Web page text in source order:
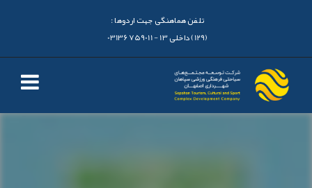
تلفن هماهنگی جهت اردوها :